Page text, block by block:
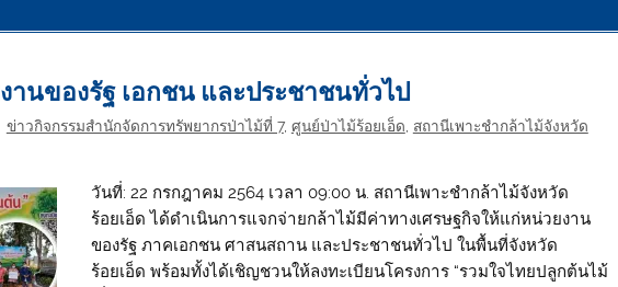
นของรัฐ เอกชน และประชาชนทั่วไป
ข่าวกิจกรรมสำนักจัดการทรัพยากรป่าไม้ที่ 7, ศูนย์ป่าไม้ร้อยเอ็ด สถานีเพาะชำกล้าไม้จังหวัด
วันที่: 22 กรกฎาคม 2564 เวลา 09:00 น. สถานีเพาะชำกล้าไม้จังหวัด
ร้อยเอ็ด ได้ดำเนินการแจกจ่ายกล้าไม้มีค่าทางเศรษฐกิจให้แก่หน่วยงาน
ของรัฐ ภาคเอกชน ศาสนสถาน และประชาชนทั่วไป ในพื้นที่จังหวัด
ร้อยเอ็ด พร้อมทั้งได้เชิญชวนให้ลงทะเบียนโครงการ “รวมใจไทยปลูกต้นไม้